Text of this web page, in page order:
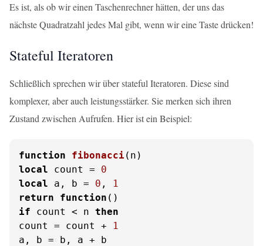
Es ist, als ob wir einen Taschenrechner hätten, der uns das
nächste Quadratzahl jedes Mal gibt, wenn wir eine Taste drücken!
Stateful Iteratoren
Schließlich sprechen wir über stateful Iteratoren. Diese sind
komplexer, aber auch leistungsstärker. Sie merken sich ihren
Zustand zwischen Aufrufen. Hier ist ein Beispiel:
function fibonacci(n)
local count = 0
local a, b = 0 ,
1
return
function ()
if count < n then
count = count +
1